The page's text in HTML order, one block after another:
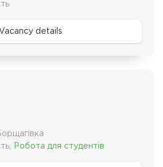
Vacancy details
Робота для студентів